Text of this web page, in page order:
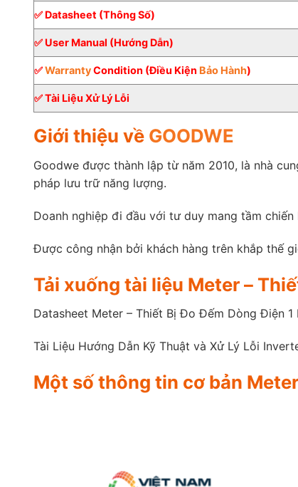
✅ Datasheet (Thông Số)
✅ User Manual (Hướng Dẫn)
✅WarrantyCondition (Điều Kiện Bảo Hành)
✅ Tài Liệu Xử Lý Lỗi
Giới thiệu về GOODWE
Goodwe được thành lập từ năm 2010, là nhà
pháp lưu trữ năng lượng.
Doanh nghiệp đi đầu với tư duy mang tầm
Được công nhận bởi khách hàng trên khắp thế
Tải xuống tài liệu Meter –
Datasheet Meter – Thiết Bị Đo Đếm Dòng Điện 1
Tài Liệu Hướng Dẫn Kỹ Thuật và Xử Lý Lỗi
Một số thông tin cơ bản